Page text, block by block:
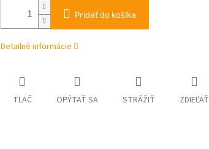
Pridať do košíka
Detailné informácie
TLAČ OPÝTAŤ SA STRÁŽIŤ ZDIEĽAŤ